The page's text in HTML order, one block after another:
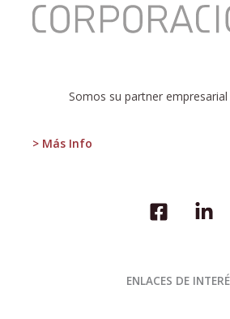
Somos su partner empresarial
> Más Info
en
2014,
ENLACES DE